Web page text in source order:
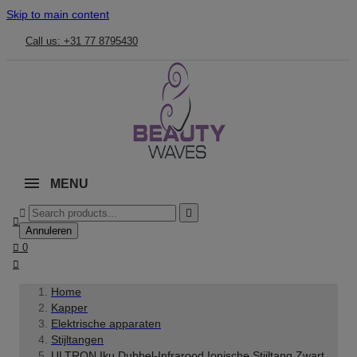
Skip to main content
Call us: +31 77 8795430
MENU



Annuleren
 0

Home
Kapper
Elektrische apparaten
Stijltangen